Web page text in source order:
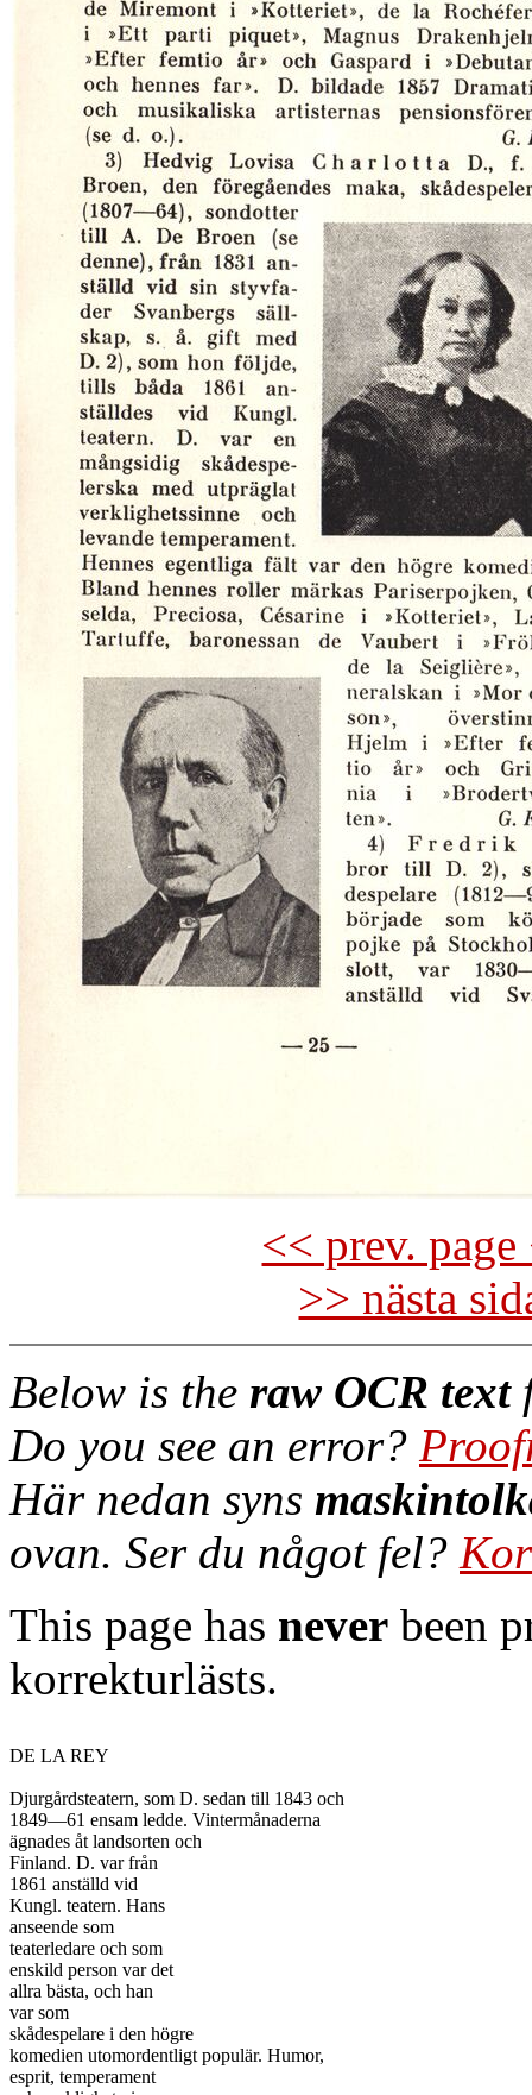
<< prev.
>> nästa
Below is the raw OCR text
Do you see an error?
Här nedan syns
ovan. Ser du något fel?
This page has never been
korrekturlästs.
DE LA REY
Djurgårdsteatern, som D. sedan till 1843 och
1849—61 ensam ledde. Vintermånaderna
ägnades åt landsorten och
Finland. D. var från
1861 anställd vid
Kungl. teatern. Hans
anseende som
teaterledare och som
enskild person var det
allra bästa, och han
var som
skådespelare i den högre
komedien utomordentligt populär. Humor,
esprit, temperament